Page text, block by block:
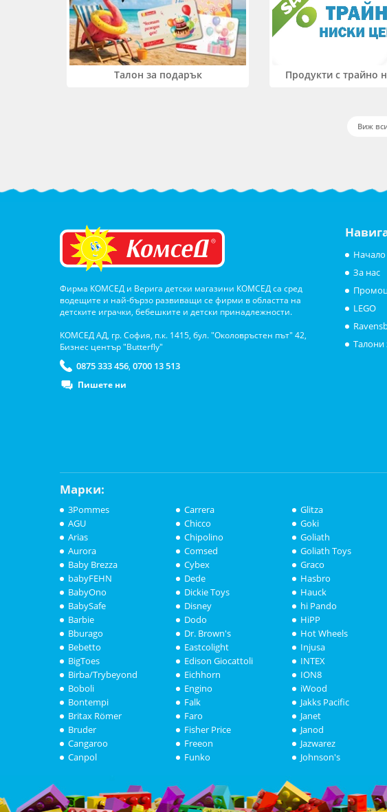
Талон за подарък Продукти с трайно
Виж
Фирма КОМСЕД и Верига детски магазини КОМСЕД са сред
водещите и най-бързо развиващи се фирми в областта на
детските играчки, бебешките и детски принадлежности.
КОМСЕД АД, гр. София, п.к. 1415, бул. "Околовръстен път" 42,
Бизнес център "Butterfly"
0875 333 456, 0700 13 513
Пишете ни
Начало
За нас
LEGO
Талони
Марки:
3Pommes
AGU
Arias
Aurora
Baby Brezza
babyFEHN
BabyOno
BabySafe
Barbie
Bburago
Bebetto
BigToes
Birba/Trybeyond
Boboli
Bontempi
Britax Römer
Bruder
Cangaroo
Canpol
Carrera
Chicco
Chipolino
Comsed
Cybex
Dede
Dickie Toys
Disney
Dodo
Dr. Brown's
Eastcolight
Edison Giocattoli
Eichhorn
Engino
Falk
Faro
Fisher Price
Freeon
Funko
Glitza
Goki
Goliath
Goliath Toys
Graco
Hasbro
Hauck
hi Pando
HiPP
Hot Wheels
Injusa
INTEX
ION8
iWood
Jakks Pacific
Janet
Janod
Jazwarez
Johnson's